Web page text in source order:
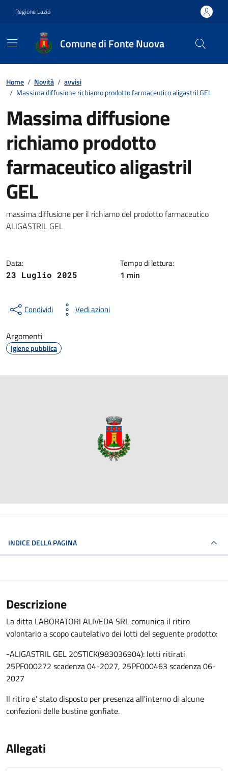
Regione Lazio
Comune di Fonte Nuova
Contenuti in evidenza
Home / Novità / avvisi
/ Massima diffusione richiamo prodotto farmaceutico aligastril GEL
Massima diffusione
richiamo prodotto
farmaceutico aligastril
GEL
Dettagli della notizia
massima diffusione per il richiamo del prodotto farmaceutico
ALIGASTRIL GEL
Data:
23 Luglio 2025
Tempo di lettura:
1 min
Condividi Vedi azioni
Argomenti
Igiene pubblica
INDICE DELLA PAGINA
Descrizione
La ditta LABORATORI ALIVEDA SRL comunica il ritiro
volontario a scopo cautelativo dei lotti del seguente prodotto:
-ALIGASTRIL GEL 20STICK(983036904): lotti ritirati
25PF000272 scadenza 04-2027, 25PF000463 scadenza 06-
2027
Il ritiro e' stato disposto per presenza all'interno di alcune
confezioni delle bustine gonfiate.
Allegati